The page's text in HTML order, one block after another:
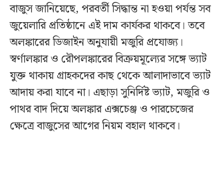
বাজুস জানিয়েছে, পরবর্তী সিদ্ধান্ত না হওয়া পর্যন্ত সব
জুয়েলারি প্রতিষ্ঠানে এই দাম কার্যকর থাকবে। তবে
অলঙ্কারের ডিজাইন অনুযায়ী মজুরি প্রযোজ্য।
স্বর্ণালঙ্কার ও রৌপলঙ্কারের বিক্রয়মূল্যের সঙ্গে ভ্যাট
যুক্ত থাকায় গ্রাহকদের কাছ থেকে আলাদাভাবে ভ্যাট
আদায় করা যাবে না। এছাড়া সুনির্দিষ্ট ভ্যাট, মজুরি ও
পাথর বাদ দিয়ে অলঙ্কার এক্সচেঞ্জ ও পারচেজের
ক্ষেত্রে বাজুসের আগের নিয়ম বহাল থাকবে।